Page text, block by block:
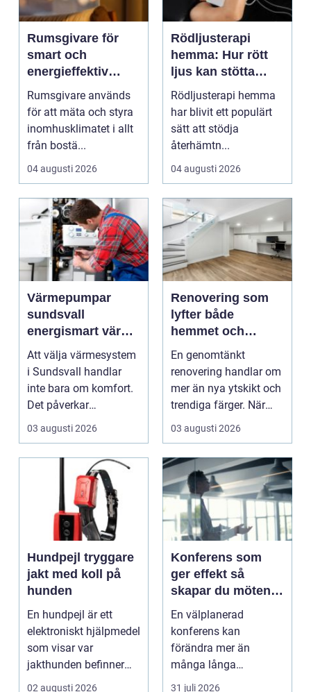
Rumsgivare för
smart och
energieffektiv
styrning av
inomhusklimat
Rumsgivare används
för att mäta och styra
inomhusklimatet i allt
från bostä...
04 augusti 2026
Rödljusterapi
hemma: Hur rött
ljus kan stötta
kroppens
återhämtning
Rödljusterapi hemma
har blivit ett populärt
sätt att stödja
återhämtn...
04 augusti 2026
Värmepumpar
sundsvall
energismart värme
för norrländskt
klimat
Att välja värmesystem
i Sundsvall handlar
inte bara om komfort.
Det påverkar
ekonomin, miljön och
03 augusti 2026
Renovering som
lyfter både
hemmet och
vardagen
En genomtänkt
renovering handlar om
mer än nya ytskikt och
trendiga färger. När
arbetet planeras väl...
03 augusti 2026
Hundpejl tryggare
jakt med koll på
hunden
En hundpejl är ett
elektroniskt hjälpmedel
som visar var
jakthunden befinner
sig i realtid.
02 augusti 2026
Konferens som
ger effekt så
skapar du möten
som gör skillnad
En välplanerad
konferens kan
förändra mer än
många långa
mejltrådar och digitala
31 juli 2026